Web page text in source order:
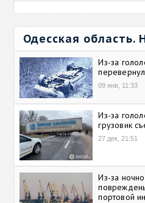
Одесская область.
Из-за
09 янв, 11:33
Из-за
грузовик
27 дек, 21:51
Из-за
портовой